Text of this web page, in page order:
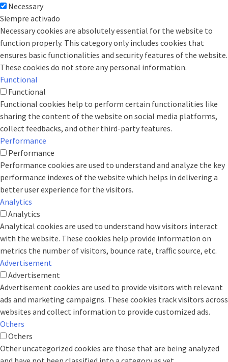
Necessary
Siempre activado
Necessary cookies are absolutely essential for the website to
function properly. This category only includes cookies that
ensures basic functionalities and security features of the website.
These cookies do not store any personal information.
Functional
Functional
Functional cookies help to perform certain functionalities like
sharing the content of the website on social media platforms,
collect feedbacks, and other third-party features.
Performance
Performance
Performance cookies are used to understand and analyze the key
performance indexes of the website which helps in delivering a
better user experience for the visitors.
Analytics
Analytics
Analytical cookies are used to understand how visitors interact
with the website. These cookies help provide information on
metrics the number of visitors, bounce rate, traffic source, etc.
Advertisement
Advertisement
Advertisement cookies are used to provide visitors with relevant
ads and marketing campaigns. These cookies track visitors across
websites and collect information to provide customized ads.
Others
Others
Other uncategorized cookies are those that are being analyzed